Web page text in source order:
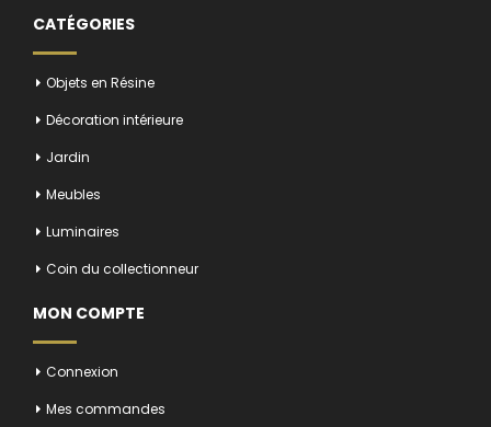
CATÉGORIES
Objets en Résine
Décoration intérieure
Jardin
Meubles
Luminaires
Coin du collectionneur
MON COMPTE
Connexion
Mes commandes